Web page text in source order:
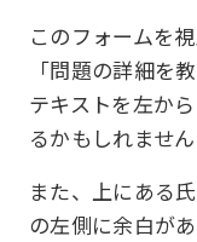
このフォームを
「問題の詳細を
テキストを左か
るかもしれませ
また、上にある
の左側に余白が